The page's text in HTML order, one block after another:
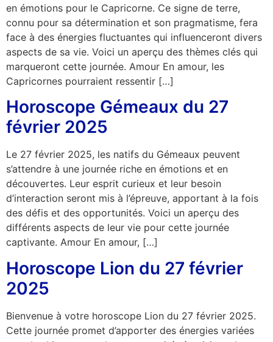
en émotions pour le Capricorne. Ce signe de terre,
connu pour sa détermination et son pragmatisme, fera
face à des énergies fluctuantes qui influenceront divers
aspects de sa vie. Voici un aperçu des thèmes clés qui
marqueront cette journée. Amour En amour, les
Capricornes pourraient ressentir […]
Horoscope Gémeaux du 27
février 2025
Le 27 février 2025, les natifs du Gémeaux peuvent
s’attendre à une journée riche en émotions et en
découvertes. Leur esprit curieux et leur besoin
d’interaction seront mis à l’épreuve, apportant à la fois
des défis et des opportunités. Voici un aperçu des
différents aspects de leur vie pour cette journée
captivante. Amour En amour, […]
Horoscope Lion du 27 février
2025
Bienvenue à votre horoscope Lion du 27 février 2025.
Cette journée promet d’apporter des énergies variées